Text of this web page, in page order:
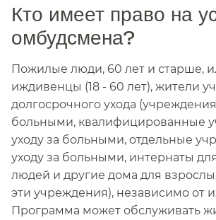
Кто имеет право на
омбудсмена?​​
Пожилые люди, 60 лет и старше,
иждивенцы (18 - 60 лет), жители
долгосрочного ухода
больными, квалифицированные
уходу за больными, отдельные
уходу за больными, интернаты
людей и другие дома для
эти учреждения), независимо от
Программа может обслуживать